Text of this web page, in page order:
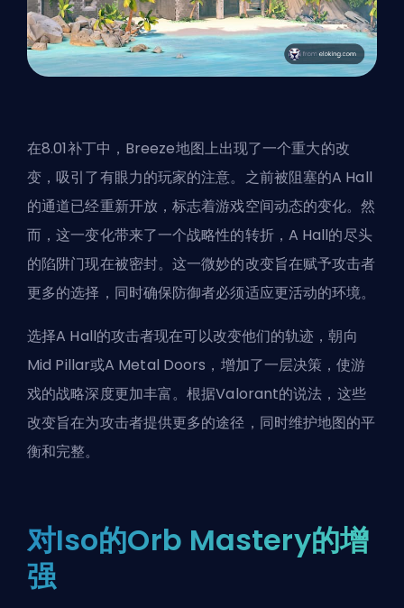
在8.01补丁中，Breeze地图上出现了一个重大的改
变，吸引了有眼力的玩家的注意。之前被阻塞的A Hall
的通道已经重新开放，标志着游戏空间动态的变化。然
而，这一变化带来了一个战略性的转折，A Hall的尽头
的陷阱门现在被密封。这一微妙的改变旨在赋予攻击者
更多的选择，同时确保防御者必须适应更活动的环境。
选择A Hall的攻击者现在可以改变他们的轨迹，朝向
Mid Pillar或A Metal Doors，增加了一层决策，使游
戏的战略深度更加丰富。根据Valorant的说法，这些
改变旨在为攻击者提供更多的途径，同时维护地图的平
衡和完整。
对Iso的Orb Mastery的增
强